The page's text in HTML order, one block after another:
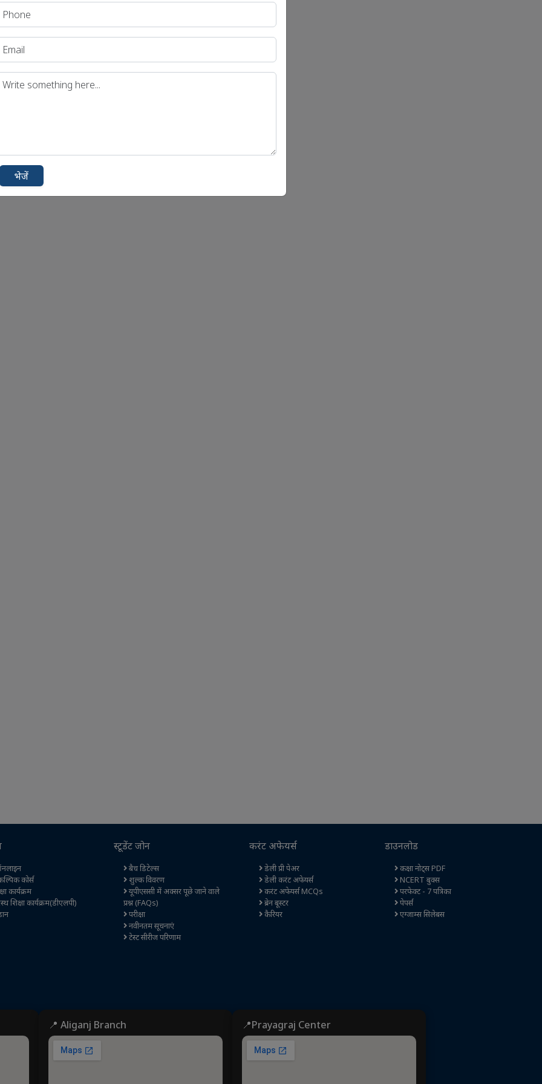
कोर्स
कार्यक्रम
शिक्षा कार्यक्रम(डीएलपी)
स्टूडेंट जोन
बैच डिटेल्स
शुल्क विवरण
यूपीएससी में अक्सर पूछे जाने वाले
प्रश्न (FAQs)
परीक्षा
नवीनतम सूचनाएं
टेस्ट सीरीज परिणाम
करंट अफेयर्स
डेली प्री पेअर
डेली करंट अफेयर्स
करंट अफेयर्स MCQs
ब्रेन बूस्टर
कैरियर
डाउनलोड
कक्षा नोट्स PDF
NCERT बुक्स
परफेक्ट - 7 पत्रिका
पेपर्स
एग्जाम्स सिलेबस
📍 Aliganj Branch 📍Prayagraj Center
भेजें